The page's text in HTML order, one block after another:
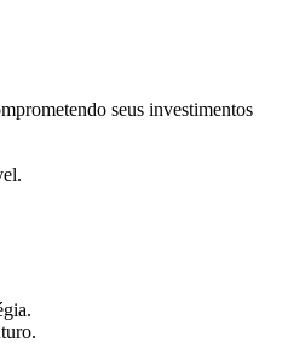
seus investimentos